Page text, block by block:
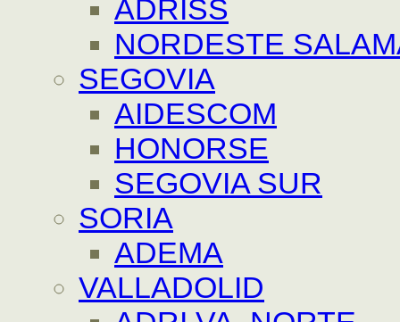
ADRISS
NORDESTE
SEGOVIA
AIDESCOM
HONORSE
SEGOVIA SUR
SORIA
ADEMA
VALLADOLID